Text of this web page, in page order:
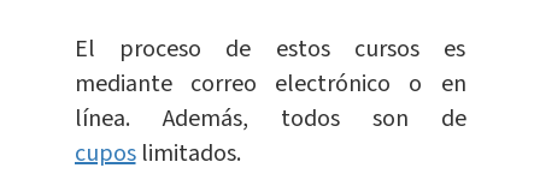
El proceso de estos cursos es
mediante correo electrónico o en
línea. Además, todos son de
cupos limitados.